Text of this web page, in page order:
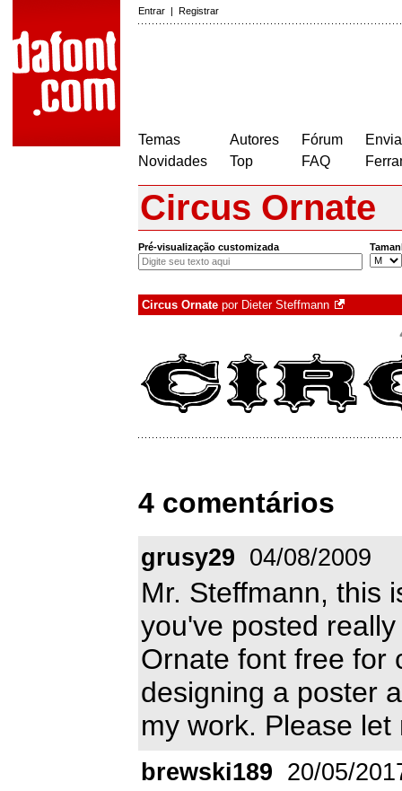
Entrar | Registrar
Temas
Novidades
Autores
Top
Fórum
FAQ
Circus Ornate
Pré-visualização customizada
Circus Ornate por Dieter Steffmann
4 comentários
grusy29 04/08/2009
Mr. Steffmann, this
you've posted
Ornate font free for
designing a poster
my work. Please let
brewski189 20/05/